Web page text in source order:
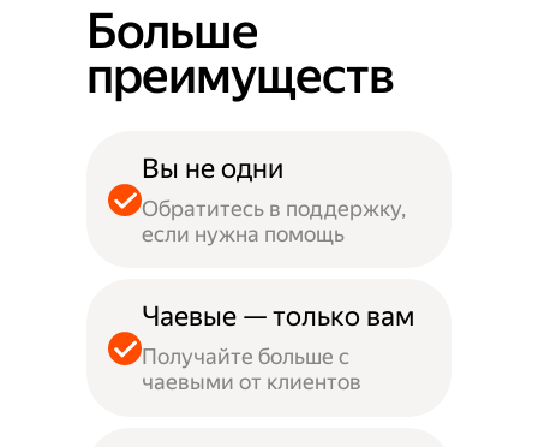
Больше
преимуществ
Вы не одни
Обратитесь в поддержку,
если нужна помощь
Чаевые — только вам
Получайте больше с
чаевыми от клиентов